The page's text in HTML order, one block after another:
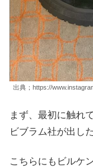
出典；https://
まず、最初に触れ
ビブラム社が出した
こちらにもビルケ